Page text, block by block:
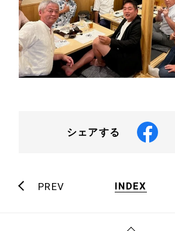
シェアする
PREV INDEX